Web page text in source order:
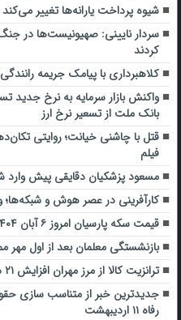
شیوه پرداخت یارانه‌ها تغییر
کردند
کلاهبرداری با پیامک جریمه رانندگی!
بانک ملت از تسعیر نرخ ارز
فیلم
مسعود پزشکیان دقایقی پیش وارد
کارآفرینی در عصر هوش و شبکه‌ها؛
قیمت سکه پارسیان امروز ۶ آبان ۱۴۰۴ اعلام شد + جدول
بازنشستگی معلمان بعد از اول مهر
ترانزیت کالا از مرز مهران افزایش ۲۱ درصدی داشته است
جدیدترین خبر از متناسب سازی
رفاه ۱۱ اردیبهشت